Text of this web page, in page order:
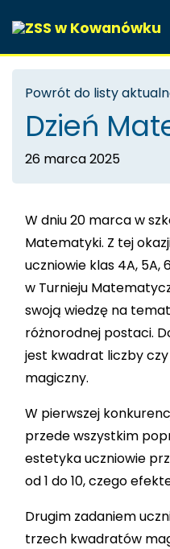
Powrót do listy
Dzień
26 marca 2025
W dniu 20 marca w
Matematyki. Z tej
uczniowie klas 4A, 5A,
w Turnieju
swoją wiedzę na
różnorodnej postaci.
jest kwadrat liczby
magiczny.
W pierwszej
przede wszystkim
estetyka uczniowie
od 1 do 10, czego
Drugim zadaniem
trzech kwadratów